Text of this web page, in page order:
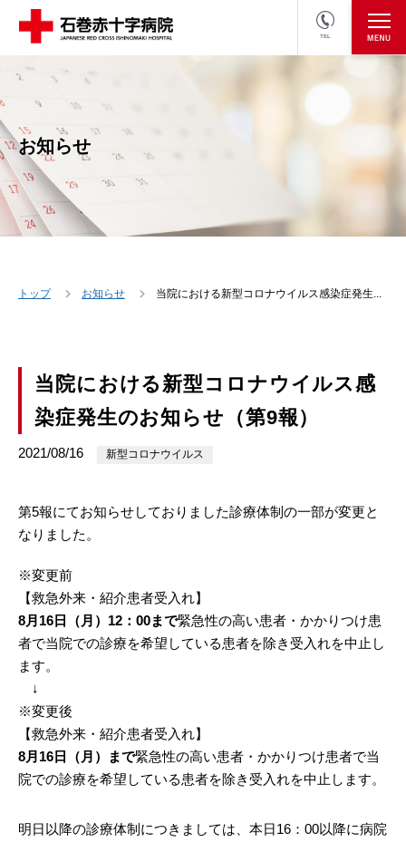
TEL
医療関係者の方
お知らせ
トップ お知らせ 当院における新型コロナウイルス感染症発生...
当院における新型コロナウイルス感
染症発生のお知らせ（第9報）
2021/08/16 新型コロナウイルス
第5報にてお知らせしておりました診療体制の一部が変更と
なりました。
※変更前
【救急外来・紹介患者受入れ】
8月16日（月）12：00まで緊急性の高い患者・かかりつけ患
者で当院での診療を希望している患者を除き受入れを中止し
ます。
↓
※変更後
【救急外来・紹介患者受入れ】
8月16日（月）まで緊急性の高い患者・かかりつけ患者で当
院での診療を希望している患者を除き受入れを中止します。
明日以降の診療体制につきましては、本日16：00以降に病院